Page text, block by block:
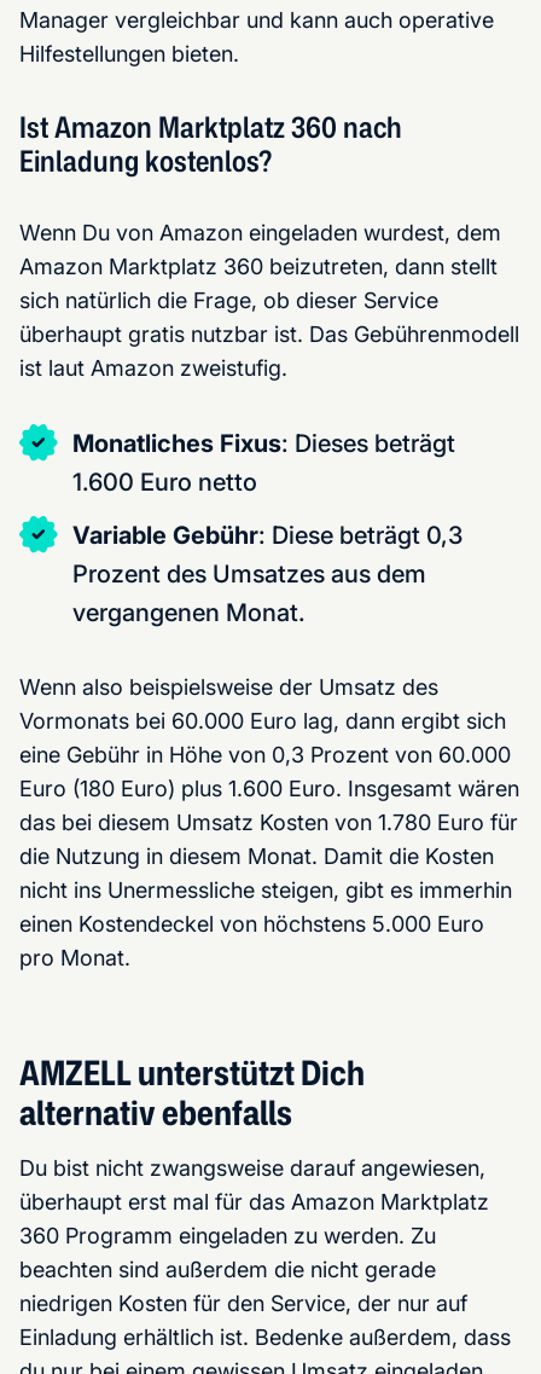
Manager vergleichbar und kann auch operative
Hilfestellungen bieten.
Ist Amazon Marktplatz 360 nach
Einladung kostenlos?
Wenn Du von Amazon eingeladen wurdest, dem
Amazon Marktplatz 360 beizutreten, dann stellt
sich natürlich die Frage, ob dieser Service
überhaupt gratis nutzbar ist. Das Gebührenmodell
ist laut Amazon zweistufig.
Monatliches Fixus: Dieses beträgt
1.600 Euro netto
Variable Gebühr: Diese beträgt 0,3
Prozent des Umsatzes aus dem
vergangenen Monat.
Wenn also beispielsweise der Umsatz des
Vormonats bei 60.000 Euro lag, dann ergibt sich
eine Gebühr in Höhe von 0,3 Prozent von 60.000
Euro (180 Euro) plus 1.600 Euro. Insgesamt wären
das bei diesem Umsatz Kosten von 1.780 Euro für
die Nutzung in diesem Monat. Damit die Kosten
nicht ins Unermessliche steigen, gibt es immerhin
einen Kostendeckel von höchstens 5.000 Euro
pro Monat.
AMZELL unterstützt Dich
alternativ ebenfalls
Du bist nicht zwangsweise darauf angewiesen,
überhaupt erst mal für das Amazon Marktplatz
360 Programm eingeladen zu werden. Zu
beachten sind außerdem die nicht gerade
niedrigen Kosten für den Service, der nur auf
Einladung erhältlich ist. Bedenke außerdem, dass